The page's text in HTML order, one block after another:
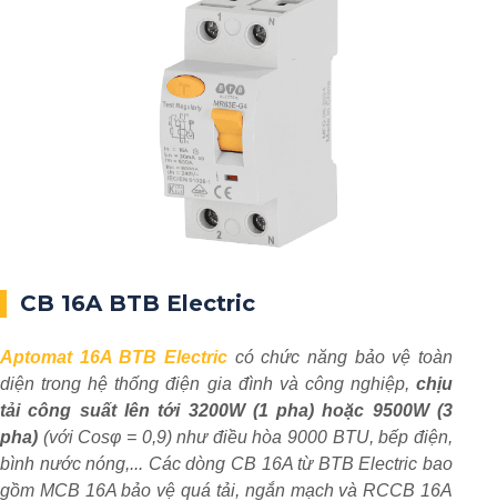
CB 16A BTB Electric
Aptomat 16A BTB Electric có chức năng bảo vệ toàn
diện trong hệ thống điện gia đình và công nghiệp, chịu
tải công suất lên tới 3200W (1 pha) hoặc 9500W (3
pha) (với Cosφ = 0,9) như điều hòa 9000 BTU, bếp điện,
bình nước nóng,... Các dòng CB 16A từ BTB Electric bao
gồm MCB 16A bảo vệ quá tải, ngắn mạch và RCCB 16A